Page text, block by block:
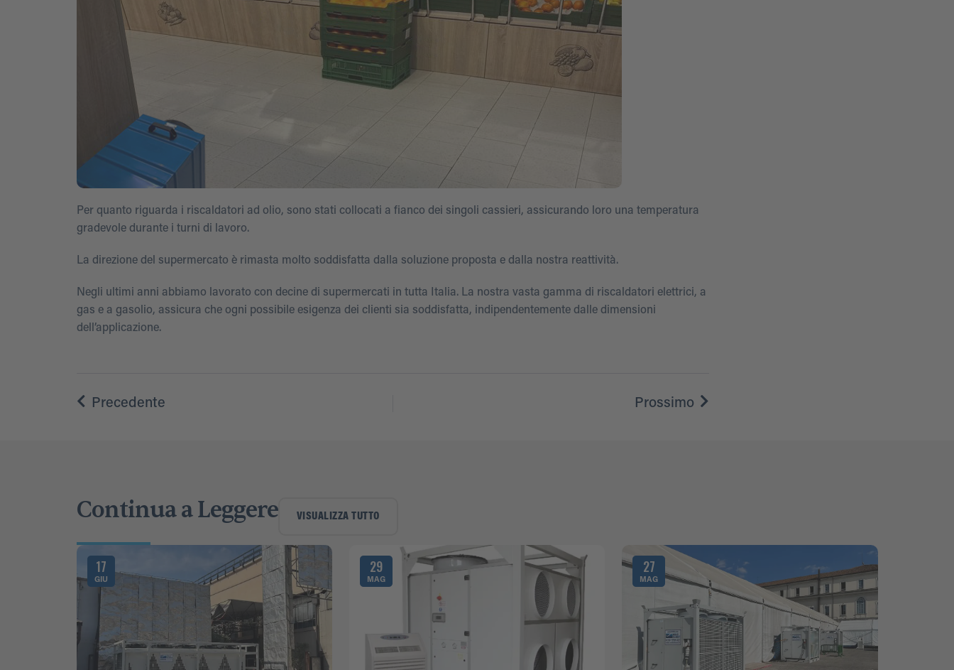
Per quanto riguarda i riscaldatori ad olio, sono stati collocati a fianco dei singoli cassieri, assicurando loro una temperatura
gradevole durante i turni di lavoro.
La direzione del supermercato è rimasta molto soddisfatta dalla soluzione proposta e dalla nostra reattività.
Negli ultimi anni abbiamo lavorato con decine di supermercati in tutta Italia. La nostra vasta gamma di riscaldatori elettrici, a
gas e a gasolio, assicura che ogni possibile esigenza dei clienti sia soddisfatta, indipendentemente dalle dimensioni
dell’applicazione.
Precedente Prossimo
Continua a Leggere VISUALIZZA TUTTO
17
GIU
29
MAG
27
MAG